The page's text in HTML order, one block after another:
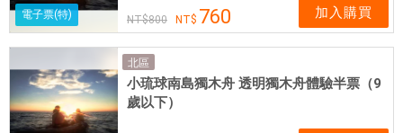
電子票(特) 800 760 加入購買
北區
小琉球南島獨木舟 透明獨木舟體驗半票（9
歲以下）